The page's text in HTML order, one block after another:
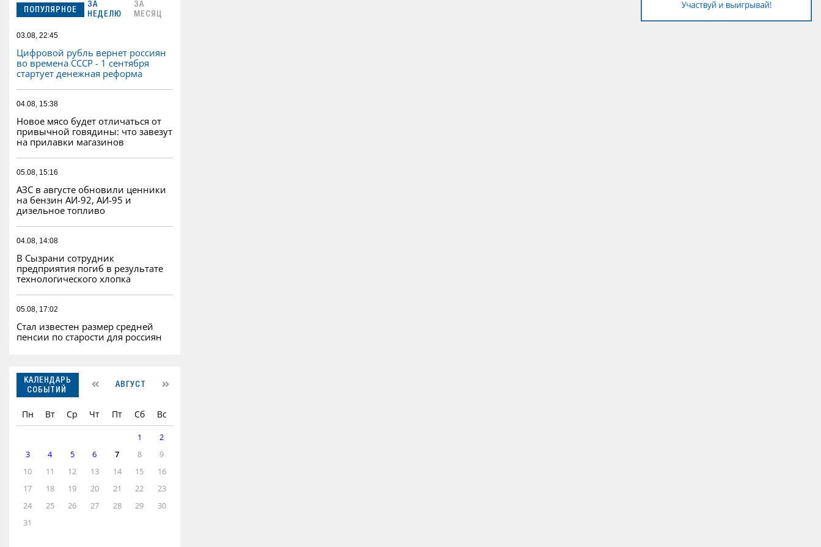
ПОПУЛЯРНОЕ
ЗА
НЕДЕЛЮ
ЗА
МЕСЯЦ
03.08, 22:45
Цифровой рубль вернет россиян
во времена СССР - 1 сентября
стартует денежная реформа
04.08, 15:38
Новое мясо будет отличаться от
привычной говядины: что завезут
на прилавки магазинов
05.08, 15:16
АЗС в августе обновили ценники
на бензин АИ-92, АИ-95 и
дизельное топливо
04.08, 14:08
В Сызрани сотрудник
предприятия погиб в результате
технологического хлопка
05.08, 17:02
Стал известен размер средней
пенсии по старости для россиян
КАЛЕНДАРЬ
СОБЫТИЙ
АВГУСТ
Пн Вт Ср Чт Пт Сб Вс
1
2
3
4 5 6 7 8
9
10
11 12 13 14 15
16
17
18 19 20 21 22
23
24
25 26 27 28 29
30
31